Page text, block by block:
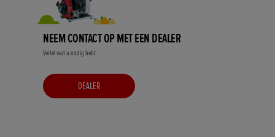
NEEM CONTACT OP MET EEN DEALER
Vertel wat u nodig hebt.
DEALER